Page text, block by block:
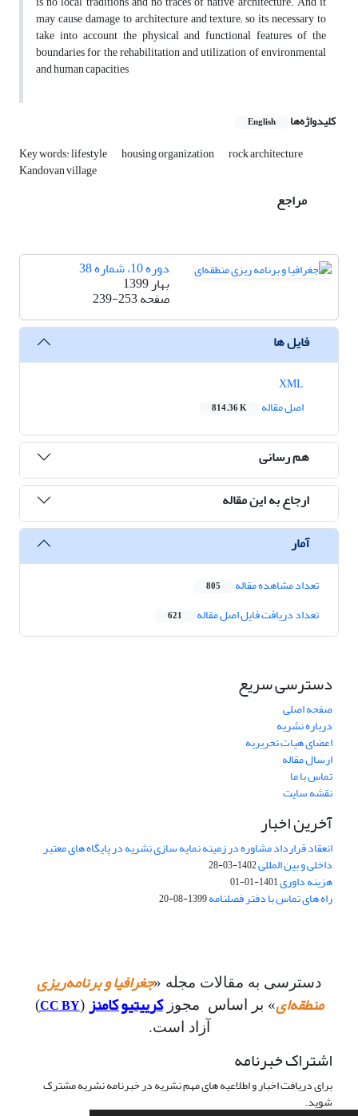
may cause damage to architecture and texture; so its necessary to
take into account the physical and functional features of the
boundaries for the rehabilitation and utilization of environmental
and human capacities
کلیدواژه‌ها English
Key words: lifestyle housing organization rock architecture
Kandovan village
مراجع
دوره 10، شماره 38
بهار 1399
صفحه239-253
فایل ها
اصل مقاله
814.36 K
هم رسانی
ارجاع به این مقاله
آمار
تعداد مشاهده مقاله 805
تعداد دریافت فایل اصل مقاله 621
دسترسی سریع
صفحه اصلی
درباره نشریه
اعضای هیات تحریریه
ارسال مقاله
تماس با ما
نقشه سایت
آخرین اخبار
انعقاد قرارداد مشاوره در زمینه نمایه سازی نشریه در پایگاه های معتبر
داخلی و بین المللی1402-03-28
هزینه داوری1401-01-01
راه های تماس با دفتر فصلنامه1399-08-20
دسترسی به مقالات مجله «جغرافیا و برنامه‌ریزی
منطقه‌ای» بر اساس مجوزکرییتیو کامنز (
CC BY
)
آزاد است.
اشتراک خبرنامه
برای دریافت اخبار و اطلاعیه های مهم نشریه در خبرنامه نشریه مشترک
شوید.